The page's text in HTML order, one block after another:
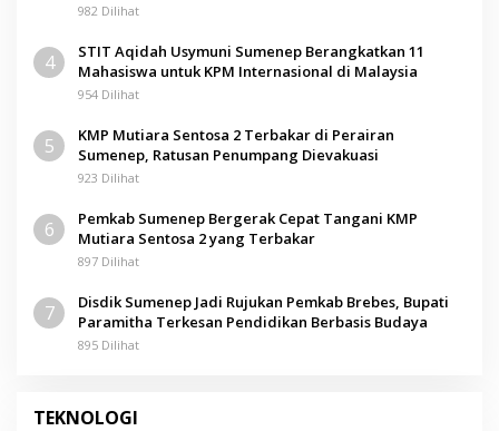
982 Dilihat
4
STIT Aqidah Usymuni Sumenep Berangkatkan 11
Mahasiswa untuk KPM Internasional di Malaysia
954 Dilihat
5
KMP Mutiara Sentosa 2 Terbakar di Perairan
Sumenep, Ratusan Penumpang Dievakuasi
923 Dilihat
6
Pemkab Sumenep Bergerak Cepat Tangani KMP
Mutiara Sentosa 2 yang Terbakar
897 Dilihat
7
Disdik Sumenep Jadi Rujukan Pemkab Brebes, Bupati
Paramitha Terkesan Pendidikan Berbasis Budaya
895 Dilihat
TEKNOLOGI